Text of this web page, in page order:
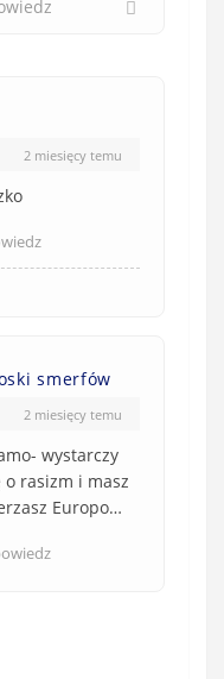
2 miesięcy temu
smerfów
2 miesięcy temu
wystarczy
rasizm i masz
Europo…